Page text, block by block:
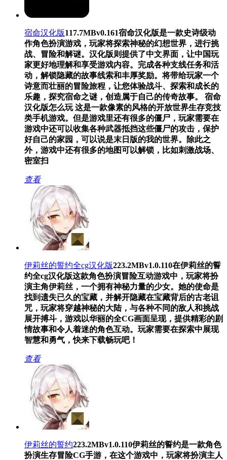
宿命汉化版117.7MBv0.161宿命汉化版是一款史诗级动
作角色扮演游戏，玩家将探索神秘的幻想世界，进行挑
战、冒险和解谜。汉化版则提供了中文界面，让中国玩
家更好地理解和享受游戏内容。完成各种支线任务和活
动，解锁隐藏的故事线索和丰厚奖励。将带给玩家一个
诗意而壮丽的冒险旅程，让您体验战斗、探索和成长的
乐趣，探究宿命之谜，创造属于自己的传奇故事。 宿命
汉化版怎么玩 这是一款像素的风格的开放世界生存竞技
类手机游戏。但是游戏里还有很多的僵尸，玩家需要在
游戏中还可以收集各种武器抵挡这些僵尸的攻击，保护
好自己的家园，可以说是末日版的我的世界。除此之
外，游戏中还有很多的地图可以解锁，比如刺激战场、
密室扫
查看
伊莉丝的誓约全cg汉化版223.2MBv1.0.110在伊莉丝的誓
约全cg汉化版这款角色扮演冒险互动游戏中，玩家将扮
演主角伊莉丝，一个拥有神秘力量的少女。她的使命是
找到遗失已久的宝藏，并解开隐藏在宝藏背后的古老诅
咒，玩家将穿越神秘的大陆，与各种不同的敌人和挑战
展开搏斗，游戏以华丽的全CG画面呈现，提供精彩的剧
情故事和令人着迷的角色互动。玩家需要在探索中展现
智慧和勇气，快来下载畅玩吧！
查看
伊莉丝的誓约223.2MBv1.0.110伊莉丝的誓约是一款角色
扮演生存冒险CG手游，在这个游戏中，玩家将扮演主人